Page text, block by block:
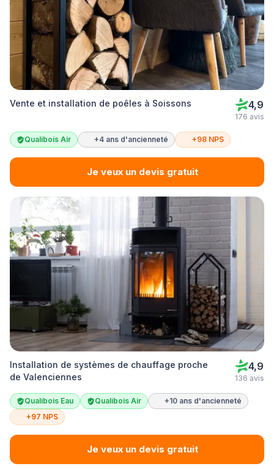
Vente et installation de poêles à Soissons 4,9
176 avis
Qualibois Air +4 ans d'ancienneté +98 NPS
Je veux un devis gratuit
Installation de systèmes de chauffage proche
de Valenciennes
4,9
136 avis
Qualibois Eau Qualibois Air
+10 ans d'ancienneté
+97 NPS
Je veux un devis gratuit